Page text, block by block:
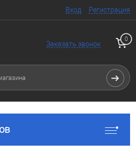
Вход Регистрация
Заказать звонок
0